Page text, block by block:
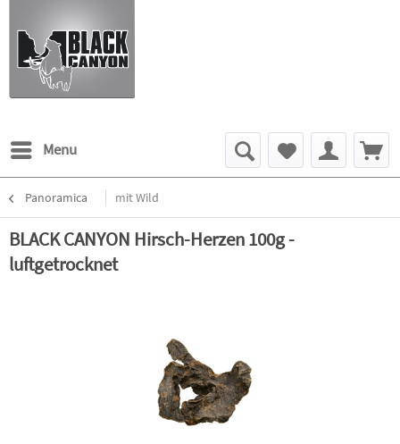
Menu
Panoramica mit Wild
BLACK CANYON Hirsch-Herzen 100g -
luftgetrocknet